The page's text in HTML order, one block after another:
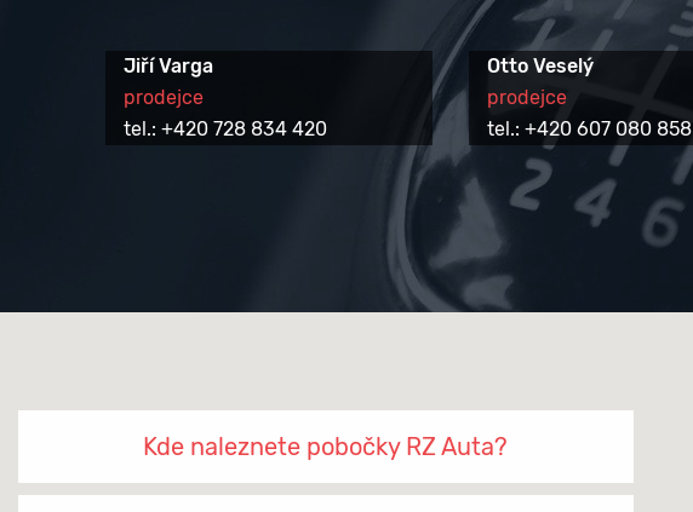
Jiří Varga
prodejce
tel.: +420 728 834 420
Otto Veselý
prodejce
tel.: +420 607 080 858
Kde naleznete pobočky RZ Auta?